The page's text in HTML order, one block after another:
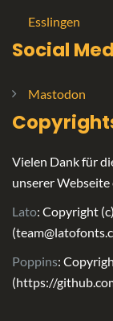
Esslingen
Social
Mastodon
Vielen Dank für
unserer Webseite
Lato: Copyright
Poppins:
(https://